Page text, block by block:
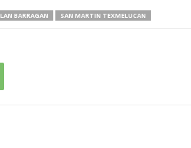
BARRAGAN SAN MARTIN TEXMELUCAN